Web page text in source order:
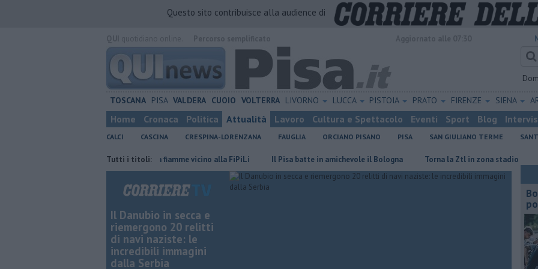
Questo sito contribuisce alla audience di
TOSCANA PISA VALDERA CUOIO VOLTERRA LIVORNO LUCCA PISTOIA PRATO FIRENZE SIENA
Home Cronaca Politica Attualità Lavoro Cultura e Spettacolo Eventi Sport Blog
CALCI CASCINA CRESPINA-LORENZANA FAUGLIA ORCIANO PISANO PISA SAN GIULIANO TERME
Tutti i titoli:
Sterpaglie in fiamme vicino alla FiPiLi Il Pisa batte in amichevole il Bologna Torna la Ztl in zona stadio ​Tutte
Il Danubio in secca e
riemergono 20 relitti
di navi naziste: le
incredibili immagini
dalla Serbia